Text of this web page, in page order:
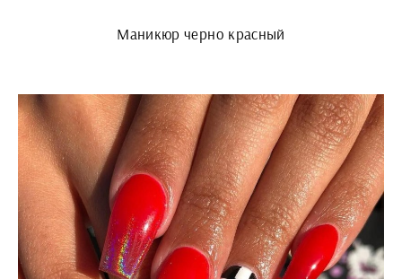
Маникюр черно красный